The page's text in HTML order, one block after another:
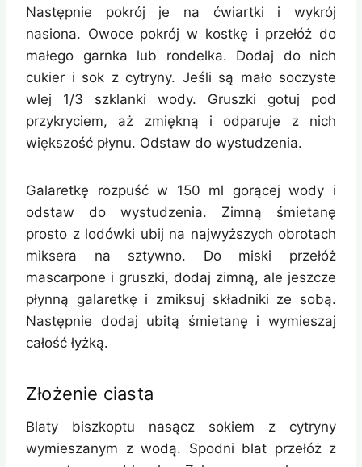
Następnie pokrój je na ćwiartki i wykrój
nasiona. Owoce pokrój w kostkę i przełóż do
małego garnka lub rondelka. Dodaj do nich
cukier i sok z cytryny. Jeśli są mało soczyste
wlej 1/3 szklanki wody. Gruszki gotuj pod
przykryciem, aż zmiękną i odparuje z nich
większość płynu. Odstaw do wystudzenia.
Galaretkę rozpuść w 150 ml gorącej wody i
odstaw do wystudzenia. Zimną śmietanę
prosto z lodówki ubij na najwyższych obrotach
miksera na sztywno. Do miski przełóż
mascarpone i gruszki, dodaj zimną, ale jeszcze
płynną galaretkę i zmiksuj składniki ze sobą.
Następnie dodaj ubitą śmietanę i wymieszaj
całość łyżką.
Złożenie ciasta
Blaty biszkoptu nasącz sokiem z cytryny
wymieszanym z wodą. Spodni blat przełóż z